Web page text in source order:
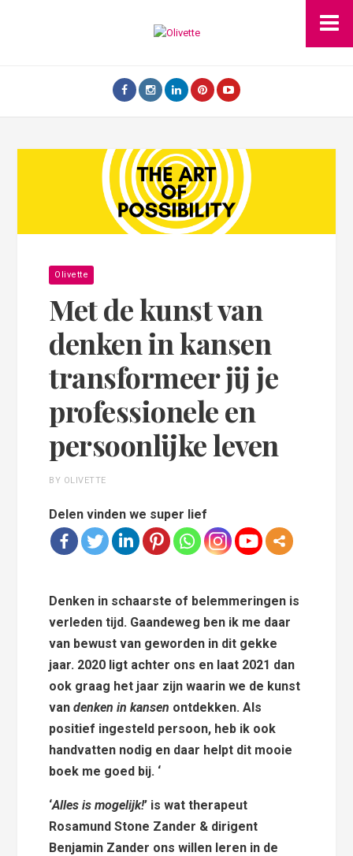
Olivette
Met de kunst van
denken in kansen
transformeer jij je
professionele en
persoonlijke leven
BY OLIVETTE
Delen vinden we super lief
Denken in schaarste of belemmeringen is
verleden tijd. Gaandeweg ben ik me daar
van bewust van geworden in dit gekke
jaar. 2020 ligt achter ons en laat 2021 dan
ook graag het jaar zijn waarin we de kunst
vandenken in kansen ontdekken. Als
positief ingesteld persoon, heb ik ook
handvatten nodig en daar helpt dit mooie
boek me goed bij. ‘
‘Alles is mogelijk!’ is wat therapeut
Rosamund Stone Zander & dirigent
Benjamin Zander ons willen leren in de